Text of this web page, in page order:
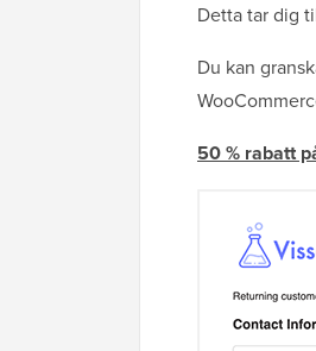
Detta tar dig
Du kan
50 % rabatt